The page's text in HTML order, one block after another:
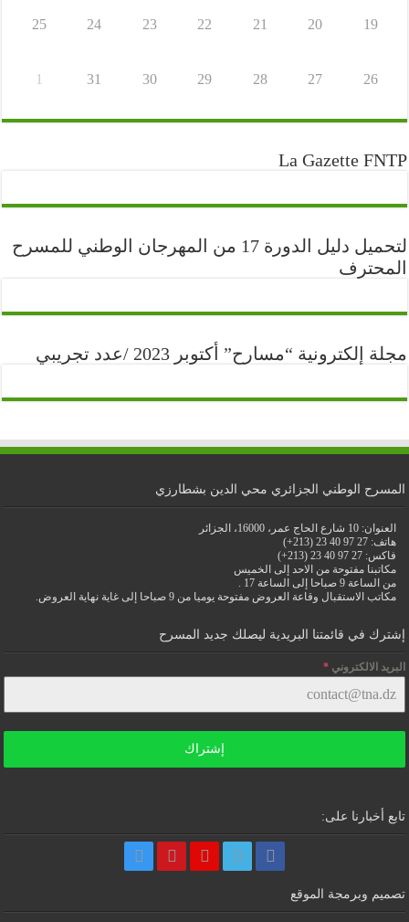
19
20
21
22
23
24
25
26
27
28
29
30
31
1
La Gazette FNTP
لتحميل دليل الدورة 17 من المهرجان الوطني للمسرح
المحترف
مجلة إلكترونية “مسارح” أكتوبر 2023 /عدد تجريبي
المسرح الوطني الجزائري محي الدين بشطارزي
العنوان: 10 شارع الحاج عمر، 16000، الجزائر
هاتف: 27 97 40 23 (213+)
فاكس: 27 97 40 23 (213+)
مكاتبنا مفتوحة من الاحد إلى الخميس
من الساعة 9 صباحا إلى الساعة 17 .
مكاتب الاستقبال وقاعة العروض مفتوحة يوميا من 9 صباحا إلى غاية نهاية العروض.
إشترك في قائمتنا البريدية ليصلك جديد المسرح
البريد الالكتروني *
إشتراك
تابع أخبارنا على:
تصميم وبرمجة الموقع